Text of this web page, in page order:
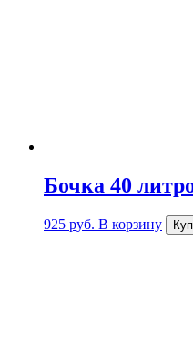
Бочка 40
925 руб. В корзину